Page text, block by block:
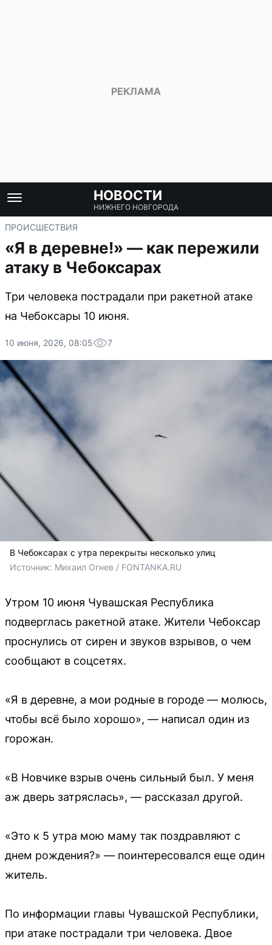
НОВОСТИ
НИЖНЕГО НОВГОРОДА
ПРОИСШЕСТВИЯ
«Я в деревне!» — как пережили
атаку в Чебоксарах
Три человека пострадали при ракетной атаке
на Чебоксары 10 июня.
10 июня, 2026, 08:05 7
В Чебоксарах с утра перекрыты несколько улиц
Источник: Михаил Огнев / FONTANKA.RU
Утром 10 июня Чувашская Республика
подверглась ракетной атаке. Жители Чебоксар
проснулись от сирен и звуков взрывов, о чем
сообщают в соцсетях.
«Я в деревне, а мои родные в городе — молюсь,
чтобы всё было хорошо», — написал один из
горожан.
«В Новчике взрыв очень сильный был. У меня
аж дверь затряслась», — рассказал другой.
«Это к 5 утра мою маму так поздравляют с
днем рождения?» — поинтересовался еще один
житель.
По информации главы Чувашской Республики,
при атаке пострадали три человека. Двое